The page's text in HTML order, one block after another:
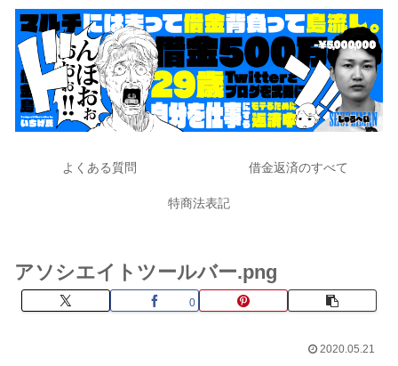
よくある質問 借金返済のすべて
特商法表記
アソシエイトツールバー.png
0
2020.05.21